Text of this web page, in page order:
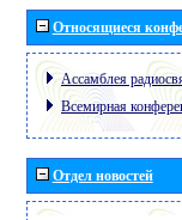
Относящиеся
Ассамблея
Всемирная
Отдел новостей